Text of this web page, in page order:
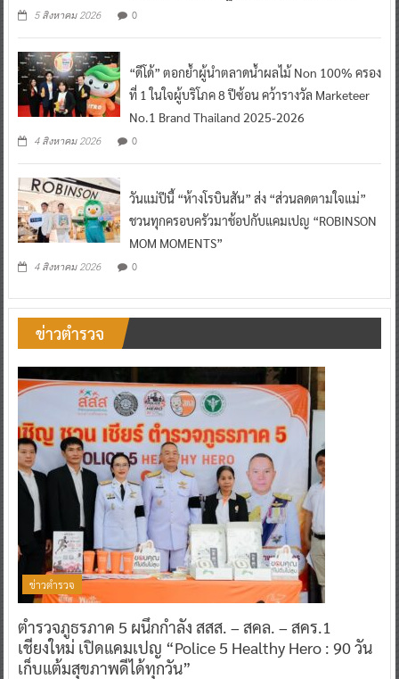
5 สิงหาคม 2026 0
“ดีโด้” ตอกย้ำผู้นำตลาดน้ำผลไม้ Non 100% ครอง
ที่ 1 ในใจผู้บริโภค 8 ปีซ้อน คว้ารางวัล Marketeer
No.1 Brand Thailand 2025-2026
4 สิงหาคม 2026 0
วันแม่ปีนี้ “ห้างโรบินสัน” ส่ง “ส่วนลดตามใจแม่”
ชวนทุกครอบครัวมาช้อปกับแคมเปญ “ROBINSON
MOM MOMENTS”
4 สิงหาคม 2026 0
ข่าวตำรวจ
ข่าวตำรวจ
ตำรวจภูธรภาค 5 ผนึกกำลัง สสส. – สคล. – สคร.1
เชียงใหม่ เปิดแคมเปญ “Police 5 Healthy Hero : 90 วัน
เก็บแต้มสุขภาพดีได้ทุกวัน”